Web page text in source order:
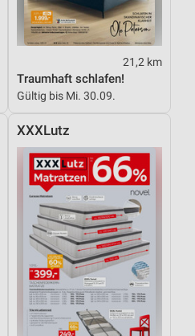
21,2 km
Traumhaft schlafen!
Gültig bis Mi. 30.09.
XXXLutz